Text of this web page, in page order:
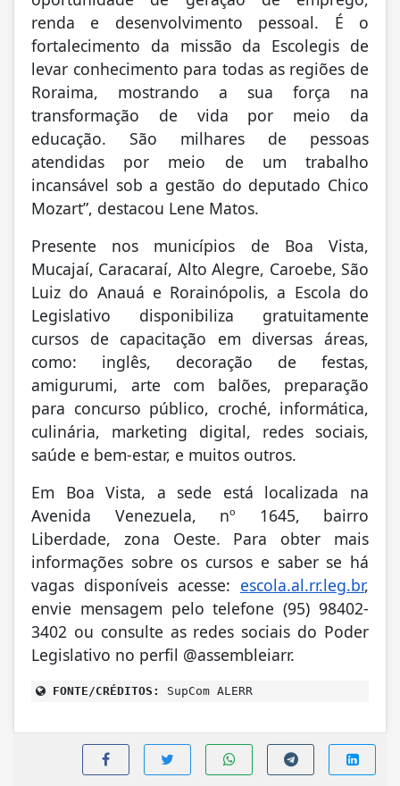
renda e desenvolvimento pessoal. É o
fortalecimento da missão da Escolegis de
levar conhecimento para todas as regiões de
Roraima, mostrando a sua força na
transformação de vida por meio da
educação. São milhares de pessoas
atendidas por meio de um trabalho
incansável sob a gestão do deputado Chico
Mozart”, destacou Lene Matos.
Presente nos municípios de Boa Vista,
Mucajaí, Caracaraí, Alto Alegre, Caroebe, São
Luiz do Anauá e Rorainópolis, a Escola do
Legislativo disponibiliza gratuitamente
cursos de capacitação em diversas áreas,
como: inglês, decoração de festas,
amigurumi, arte com balões, preparação
para concurso público, croché, informática,
culinária, marketing digital, redes sociais,
saúde e bem-estar, e muitos outros.
Em Boa Vista, a sede está localizada na
Avenida Venezuela, nº 1645, bairro
Liberdade, zona Oeste. Para obter mais
informações sobre os cursos e saber se há
vagas disponíveis acesse: escola.al.rr.leg.br,
envie mensagem pelo telefone (95) 98402-
3402 ou consulte as redes sociais do Poder
Legislativo no perfil @assembleiarr.
FONTE/CRÉDITOS: SupCom ALERR